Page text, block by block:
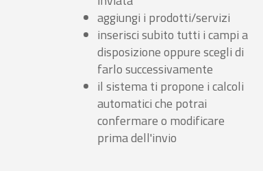
aggiungi i prodotti/servizi
inserisci subito tutti i campi a
disposizione oppure scegli di
farlo successivamente
il sistema ti propone i calcoli
automatici che potrai
confermare o modificare
prima dell'invio